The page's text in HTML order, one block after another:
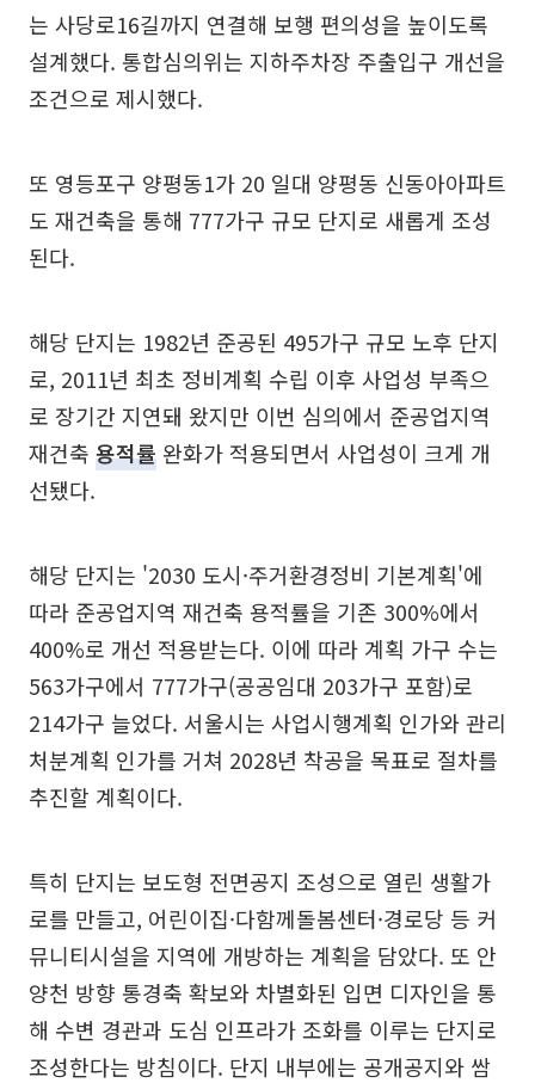
는 사당로16길까지 연결해 보행 편의성을 높이도록
설계했다. 통합심의위는 지하주차장 주출입구 개선을
조건으로 제시했다.
또 영등포구 양평동1가 20 일대 양평동 신동아아파트
도 재건축을 통해 777가구 규모 단지로 새롭게 조성
된다.
해당 단지는 1982년 준공된 495가구 규모 노후 단지
로, 2011년 최초 정비계획 수립 이후 사업성 부족으
로 장기간 지연돼 왔지만 이번 심의에서 준공업지역
재건축 용적률 완화가 적용되면서 사업성이 크게 개
선됐다.
해당 단지는 '2030 도시·주거환경정비 기본계획'에
따라 준공업지역 재건축 용적률을 기존 300%에서
400%로 개선 적용받는다. 이에 따라 계획 가구 수는
563가구에서 777가구(공공임대 203가구 포함)로
214가구 늘었다. 서울시는 사업시행계획 인가와 관리
처분계획 인가를 거쳐 2028년 착공을 목표로 절차를
추진할 계획이다.
특히 단지는 보도형 전면공지 조성으로 열린 생활가
로를 만들고, 어린이집·다함께돌봄센터·경로당 등 커
뮤니티시설을 지역에 개방하는 계획을 담았다. 또 안
양천 방향 통경축 확보와 차별화된 입면 디자인을 통
해 수변 경관과 도심 인프라가 조화를 이루는 단지로
조성한다는 방침이다. 단지 내부에는 공개공지와 쌈